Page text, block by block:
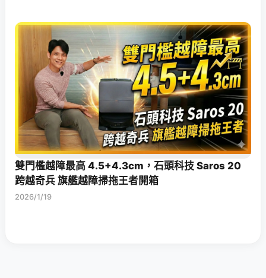
雙門檻越障最高 4.5+4.3cm，石頭科技 Saros 20
跨越奇兵 旗艦越障掃拖王者開箱
2026/1/19